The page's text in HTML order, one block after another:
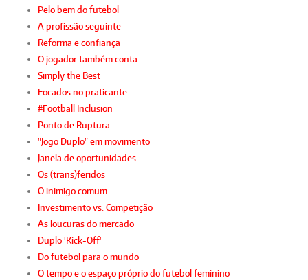
Pelo bem do futebol
A profissão seguinte
Reforma e confiança
O jogador também conta
Simply the Best
Focados no praticante
#Football Inclusion
Ponto de Ruptura
"Jogo Duplo" em movimento
Janela de oportunidades
Os (trans)feridos
O inimigo comum
Investimento vs. Competição
As loucuras do mercado
Duplo 'Kick-Off'
Do futebol para o mundo
O tempo e o espaço próprio do futebol feminino